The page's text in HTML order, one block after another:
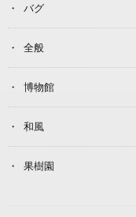
バグ
全般
博物館
和風
果樹園